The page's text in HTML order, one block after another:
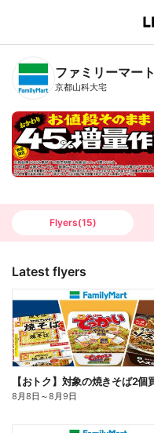
B
n
T
ファミリーマート
京都山科大宅
Flyers(15)
Latest flyers
8月8日 ～8月9日